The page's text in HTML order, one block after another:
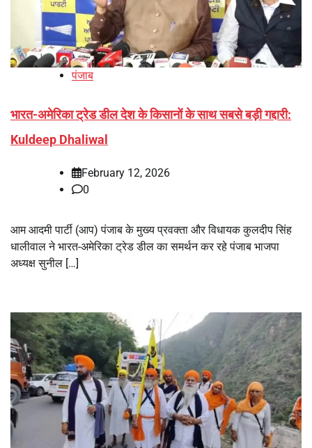
पंजाब
भारत-अमेरिका ट्रेड डील देश के किसानों के साथ सबसे बड़ी गद्दारी:
Kuldeep Dhaliwal
February 12, 2026
0
आम आदमी पार्टी (आप) पंजाब के मुख्य प्रवक्ता और विधायक कुलदीप सिंह
धालीवाल ने भारत-अमेरिका ट्रेड डील का समर्थन कर रहे पंजाब भाजपा
अध्यक्ष सुनील […]